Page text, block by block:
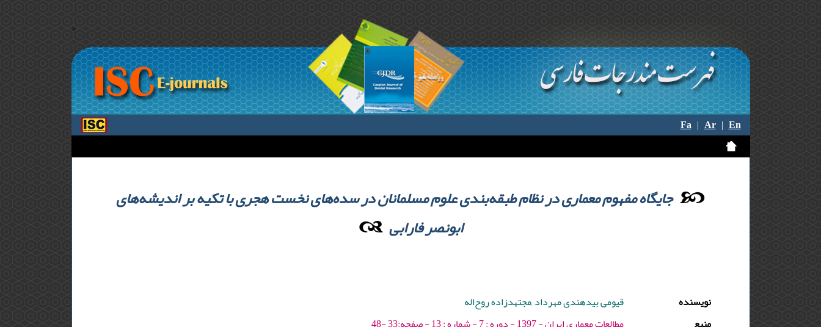
>
Fa|Ar|En
جایگاه مفهوم معماری در نظام طبقه‌بندی علوم مسلمانان در سده‌های نخست هجری با تکیه بر اندیشه‌های
ابونصر فارابی
نویسنده
قیومی بیدهندی مهرداد ,مجتهدزاده روح‌اله